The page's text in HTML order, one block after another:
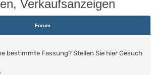
e
Verkaufsanzeigen
Forum
bestimmte Fassung? Stellen Sie hier Gesuch